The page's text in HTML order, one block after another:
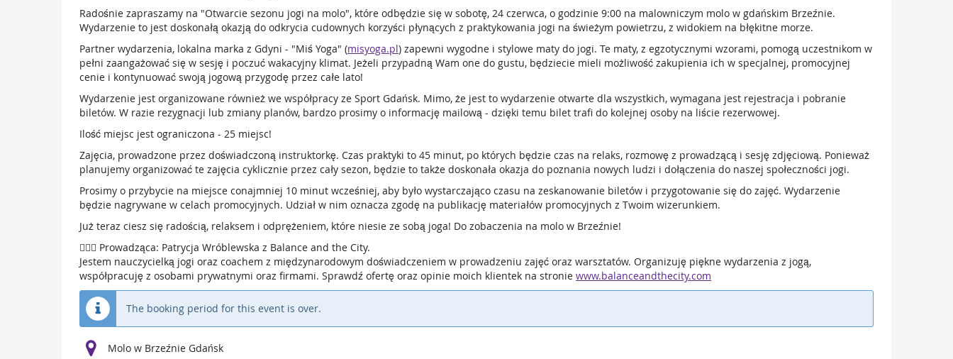
Radośnie zapraszamy na "Otwarcie sezonu jogi na molo", które odbędzie się w sobotę, 24 czerwca, o godzinie 9:00 na malowniczym molo w gdańskim Brzeźnie.
Wydarzenie to jest doskonałą okazją do odkrycia cudownych korzyści płynących z praktykowania jogi na świeżym powietrzu, z widokiem na błękitne morze.
Partner wydarzenia, lokalna marka z Gdyni - "Miś Yoga" (misyoga.pl) zapewni wygodne i stylowe maty do jogi. Te maty, z egzotycznymi wzorami, pomogą uczestnikom w
pełni zaangażować się w sesję i poczuć wakacyjny klimat. Jeżeli przypadną Wam one do gustu, będziecie mieli możliwość zakupienia ich w specjalnej, promocyjnej
cenie i kontynuować swoją jogową przygodę przez całe lato!
Wydarzenie jest organizowane również we współpracy ze Sport Gdańsk. Mimo, że jest to wydarzenie otwarte dla wszystkich, wymagana jest rejestracja i pobranie
biletów. W razie rezygnacji lub zmiany planów, bardzo prosimy o informację mailową - dzięki temu bilet trafi do kolejnej osoby na liście rezerwowej.
Ilość miejsc jest ograniczona - 25 miejsc!
Zajęcia, prowadzone przez doświadczoną instruktorkę. Czas praktyki to 45 minut, po których będzie czas na relaks, rozmowę z prowadzącą i sesję zdjęciową. Ponieważ
planujemy organizować te zajęcia cyklicznie przez cały sezon, będzie to także doskonała okazja do poznania nowych ludzi i dołączenia do naszej społeczności jogi.
Prosimy o przybycie na miejsce conajmniej 10 minut wcześniej, aby było wystarczająco czasu na zeskanowanie biletów i przygotowanie się do zajęć. Wydarzenie
będzie nagrywane w celach promocyjnych. Udział w nim oznacza zgodę na publikację materiałów promocyjnych z Twoim wizerunkiem.
Już teraz ciesz się radością, relaksem i odprężeniem, które niesie ze sobą joga! Do zobaczenia na molo w Brzeźnie!
🧘🏼‍♀️ Prowadząca: Patrycja Wróblewska z Balance and the City.
Jestem nauczycielką jogi oraz coachem z międzynarodowym doświadczeniem w prowadzeniu zajęć oraz warsztatów. Organizuję piękne wydarzenia z jogą,
współpracuję z osobami prywatnymi oraz firmami. Sprawdź ofertę oraz opinie moich klientek na stronie www.balanceandthecity.com
The booking period for this event is over.
Molo w Brzeźnie Gdańsk